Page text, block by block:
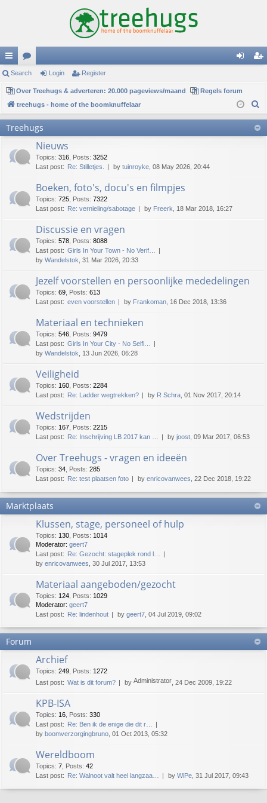
ui
ck
lin
ks
or
u
m
s
in
er
Search Login Register
Over Treehugs & adverteren: 20.000 pageviews/maand
Regels forum
treehugs - home of the boomknuffelaar
Treehugs
Nieuws
Topics: 316 Posts: 3252
Last post: Re: Stilletjes. by tuinroyke , 08 May 2026, 20:44
Boeken, foto's, docu's en filmpjes
Topics: 725 Posts: 7322
Last post: Re: vernieling/sabotage by Freerk , 18 Mar 2018, 16:27
Discussie en vragen
Topics: 578 Posts: 8088
Last post: Girls In Your Town - No Verif…
by Wandelstok , 31 Mar 2026, 20:33
Jezelf voorstellen en persoonlijke mededelingen
Topics: 69 Posts: 613
Last post: even voorstellen by Frankoman , 16 Dec 2018, 13:36
Materiaal en technieken
Topics: 546 Posts: 9479
Last post: Girls In Your City - No Selfi…
by Wandelstok , 13 Jun 2026, 06:28
Veiligheid
Topics: 160 Posts: 2284
Last post: Re: Ladder wegtrekken? by R Schra , 01 Nov 2017, 20:14
Wedstrijden
Topics: 167 Posts: 2215
Last post: Re: Inschrijving LB 2017 kan … by joost , 09 Mar 2017, 06:53
Over Treehugs - vragen en ideeën
Topics: 34 Posts: 285
Last post: Re: test plaatsen foto by enricovanwees , 22 Dec 2018, 19:22
Marktplaats
Klussen, stage, personeel of hulp
Topics: 130 Posts: 1014
Moderator: geert7
Last post: Re: Gezocht: stageplek rond l…
by enricovanwees , 30 Jul 2017, 13:53
Materiaal aangeboden/gezocht
Topics: 124 Posts: 1029
Moderator: geert7
Last post: Re: lindenhout by geert7 , 04 Jul 2019, 09:02
Forum
Archief
Topics: 249 Posts: 1272
Last post: Wat is dit forum? by Administrator , 24 Dec 2009, 19:22
KPB-ISA
Topics: 16 Posts: 330
Last post: Re: Ben ik de enige die dit r…
by boomverzorgingbruno , 01 Oct 2013, 05:32
Wereldboom
Topics: 7 Posts: 42
Last post: Re: Walnoot valt heel langzaa… by WiPe , 31 Jul 2017, 09:43